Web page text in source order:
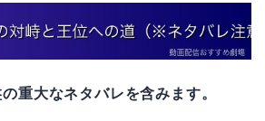
重大なネタバレを含みます。